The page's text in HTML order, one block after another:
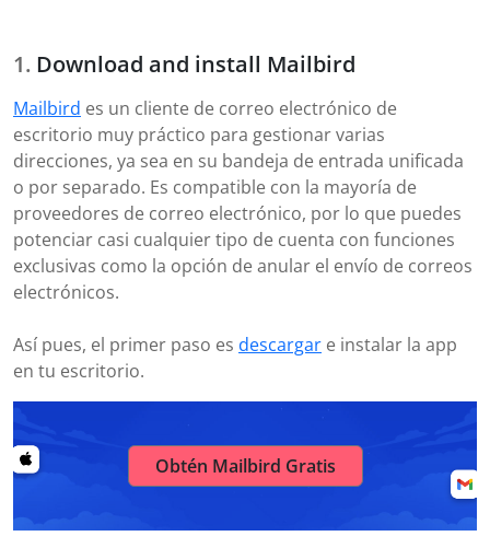
Download and install Mailbird
Mailbird es un cliente de correo electrónico de
escritorio muy práctico para gestionar varias
direcciones, ya sea en su bandeja de entrada unificada
o por separado. Es compatible con la mayoría de
proveedores de correo electrónico, por lo que puedes
potenciar casi cualquier tipo de cuenta con funciones
exclusivas como la opción de anular el envío de correos
electrónicos.
Así pues, el primer paso es descargar e instalar la app
en tu escritorio.
Obtén Mailbird Gratis